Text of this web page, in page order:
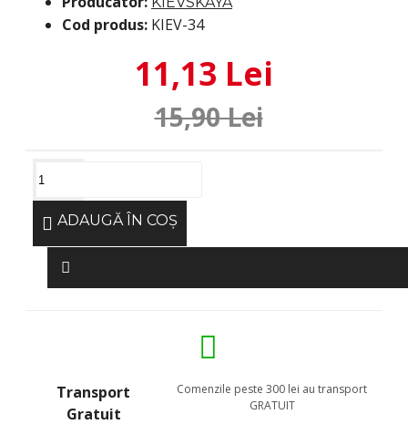
Cod produs: KIEV-34
11,13 Lei
15,90 Lei
ADAUGĂ ÎN COŞ
Transport
Gratuit
Comenzile peste 300 lei au transport
GRATUIT